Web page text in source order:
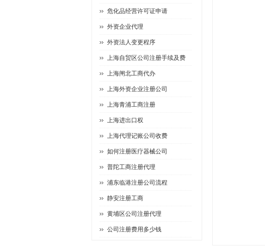
危化品经营许可证申请
外资企业代理
外资法人变更程序
上海自贸区公司注册手续及费
上海闸北工商代办
上海外资企业注册公司
上海青浦工商注册
上海进出口权
上海代理记账公司收费
如何注册医疗器械公司
普陀工商注册代理
浦东临港注册公司流程
静安注册工商
黄埔区公司注册代理
公司注册费用多少钱